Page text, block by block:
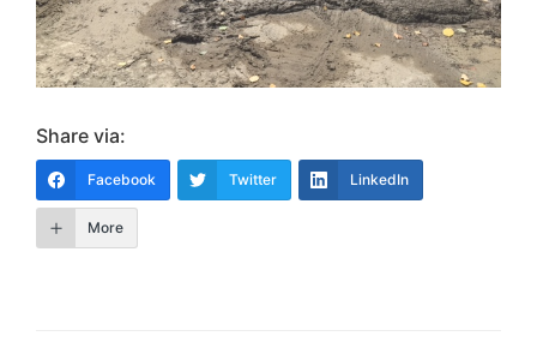
Share via:
Facebook Twitter LinkedIn
More